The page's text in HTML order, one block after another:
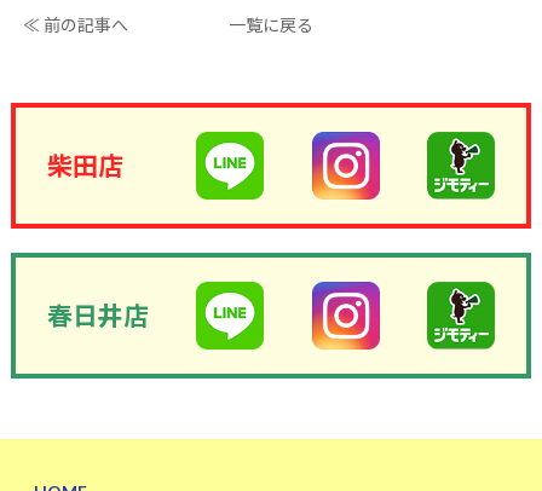
≪ 前の記事へ 一覧に戻る
柴田店
春日井店